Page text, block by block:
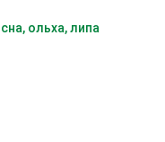
ольха, липа